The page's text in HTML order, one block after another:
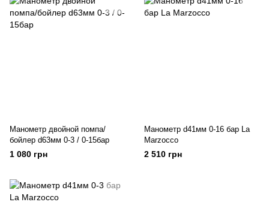
Манометр двойной помпа/
бойлер d63мм 0-3 / 0-15бар
1 080 грн
Манометр d41мм 0-16 бар La
Marzocco
2 510 грн